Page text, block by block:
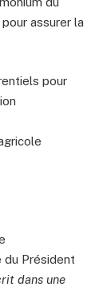
assurer la
pour
du Président
dans une